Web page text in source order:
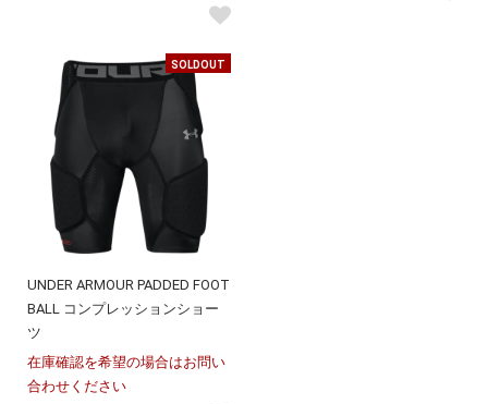
SOLDOUT
UNDER ARMOUR PADDED FOOT
BALL コンプレッションショー
ツ
在庫確認を希望の場合はお問い
合わせください